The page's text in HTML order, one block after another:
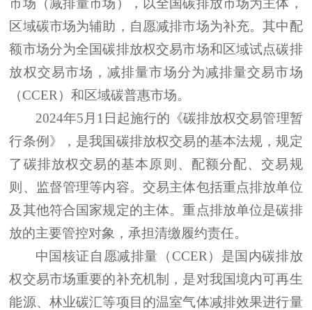
市场（减排量市场）
， 以全国碳排放市场为主体，
区域碳市场为辅助，自愿减排市场为补充。其中配
额市场分为全国碳排放权交易市场和区域试点碳排
放权交易市场，减排量市场分为减排量交易市场
（CCER ）和区域碳普惠市场。
2024年5月1日起施行的《碳排放权交易管理暂
行条例》，是我国碳排放权交易的基本法规，规定
了碳排放权交易的基本原则、配额分配、交易规
则、监督管理等内容。交易主体包括重点排放单位
及其他符合国家规定的主体。重点排放单位是碳排
放的主要管控对象，承担清缴履约责任。
中国核证自愿减排量（CCER）是国内碳排放
权交易市场重要的补充机制，是对我国境内可再生
能源、林业碳汇等项目的温室气体减排效果进行量